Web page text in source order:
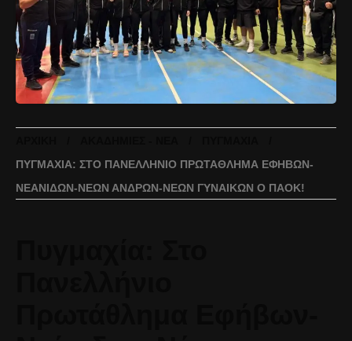
ΠΥΓΜΑΧΊΑ: ΣΤΟ ΠΑΝΕΛΛΉΝΙΟ ΠΡΩΤΆΘΛΗΜΑ ΕΦΉΒΩΝ-
ΝΕΆΝΙΔΩΝ-ΝΈΩΝ ΑΝΔΡΏΝ-ΝΈΩΝ ΓΥΝΑΙΚΏΝ Ο ΠΑΟΚ!